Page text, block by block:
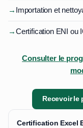
→ Importation et
→Certification ENI ou
Consulter le
Recevoir le
Certification Excel